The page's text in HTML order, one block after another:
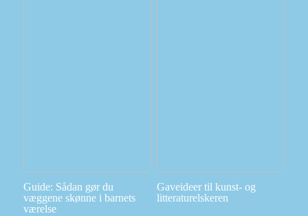
Guide: Sådan gør du
væggene skønne i barnets
værelse
Gaveideer til kunst- og
litteraturelskeren